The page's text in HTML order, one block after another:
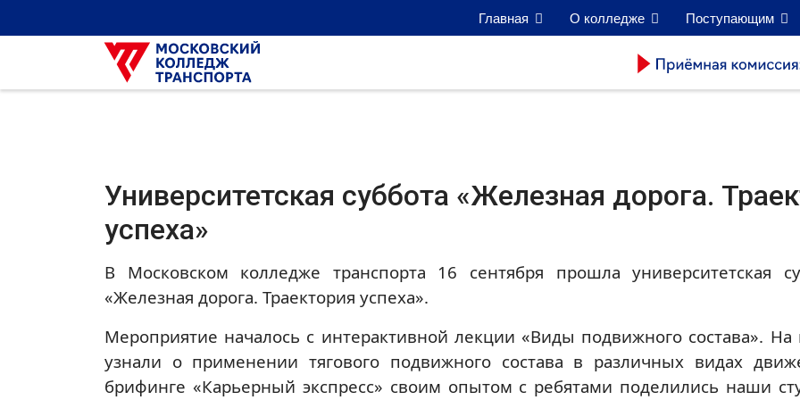
Главная О колледже Поступающим
Университетская суббота «Железная дорога.
успеха»
В Московском колледже транспорта 16 сентября прошла университетская
«Железная дорога. Траектория успеха».
Мероприятие началось с интерактивной лекции «Виды подвижного состава».
узнали о применении тягового подвижного состава в различных видах
брифинге «Карьерный экспресс» своим опытом с ребятами поделились наши